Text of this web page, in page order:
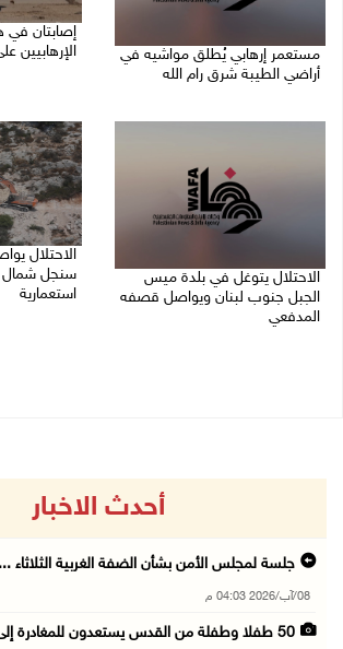
مستعمر إرهابي يُطلق مواشيه في
أراضي الطيبة شرق رام الله
إصابتان في
الإرهابيين
الاحتلال يتوغل في بلدة ميس
الجبل جنوب لبنان ويواصل قصفه
المدفعي
الاحتلال
سنجل شمال
استعمارية
أحدث الاخبار
جلسة لمجلس الأمن بشأن الضفة الغربية الثلاثاء ...
08/آب/2026 04:03 م
50 طفلا وطفلة من القدس يستعدون للمغادرة إلى ا ...